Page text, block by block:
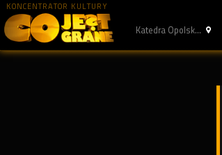
KONCENTRATOR KULTURY
Katedra Opolsk...